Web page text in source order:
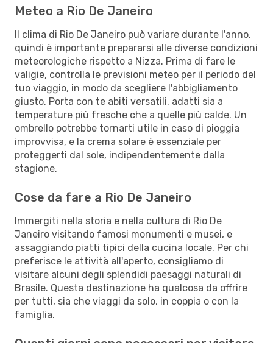
Meteo a Rio De Janeiro
Il clima di Rio De Janeiro può variare durante l'anno,
quindi è importante prepararsi alle diverse condizioni
meteorologiche rispetto a Nizza. Prima di fare le
valigie, controlla le previsioni meteo per il periodo del
tuo viaggio, in modo da scegliere l'abbigliamento
giusto. Porta con te abiti versatili, adatti sia a
temperature più fresche che a quelle più calde. Un
ombrello potrebbe tornarti utile in caso di pioggia
improvvisa, e la crema solare è essenziale per
proteggerti dal sole, indipendentemente dalla
stagione.
Cose da fare a Rio De Janeiro
Immergiti nella storia e nella cultura di Rio De
Janeiro visitando famosi monumenti e musei, e
assaggiando piatti tipici della cucina locale. Per chi
preferisce le attività all'aperto, consigliamo di
visitare alcuni degli splendidi paesaggi naturali di
Brasile. Questa destinazione ha qualcosa da offrire
per tutti, sia che viaggi da solo, in coppia o con la
famiglia.